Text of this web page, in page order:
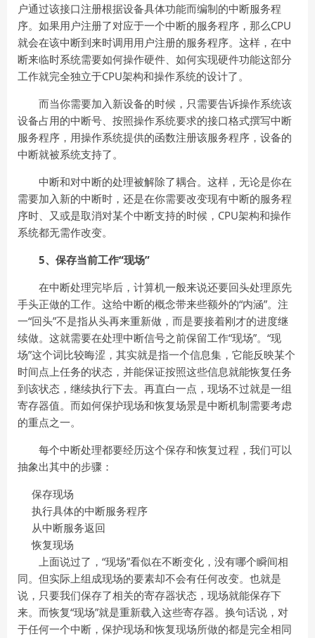
户通过该接口注册根据设备具体功能而编制的中断服务程
序。如果用户注册了对应于一个中断的服务程序，那么CPU
就会在该中断到来时调用用户注册的服务程序。这样，在中
断来临时系统需要如何操作硬件、如何实现硬件功能这部分
工作就完全独立于CPU架构和操作系统的设计了。
而当你需要加入新设备的时候，只需要告诉操作系统该
设备占用的中断号、按照操作系统要求的接口格式撰写中断
服务程序，用操作系统提供的函数注册该服务程序，设备的
中断就被系统支持了。
中断和对中断的处理被解除了耦合。这样，无论是你在
需要加入新的中断时，还是在你需要改变现有中断的服务程
序时、又或是取消对某个中断支持的时候，CPU架构和操作
系统都无需作改变。
5、保存当前工作“现场”
在中断处理完毕后，计算机一般来说还要回头处理原先
手头正做的工作。这给中断的概念带来些额外的“内涵”。注
一“回头”不是指从头再来重新做，而是要接着刚才的进度继
续做。这就需要在处理中断信号之前保留工作“现场”。“现
场”这个词比较晦涩，其实就是指一个信息集，它能反映某个
时间点上任务的状态，并能保证按照这些信息就能恢复任务
到该状态，继续执行下去。再直白一点，现场不过就是一组
寄存器值。而如何保护现场和恢复场景是中断机制需要考虑
的重点之一。
每个中断处理都要经历这个保存和恢复过程，我们可以
抽象出其中的步骤：
保存现场
执行具体的中断服务程序
从中断服务返回
恢复现场
上面说过了，“现场”看似在不断变化，没有哪个瞬间相
同。但实际上组成现场的要素却不会有任何改变。也就是
说，只要我们保存了相关的寄存器状态，现场就能保存下
来。而恢复“现场”就是重新载入这些寄存器。换句话说，对
于任何一个中断，保护现场和恢复现场所做的都是完全相同